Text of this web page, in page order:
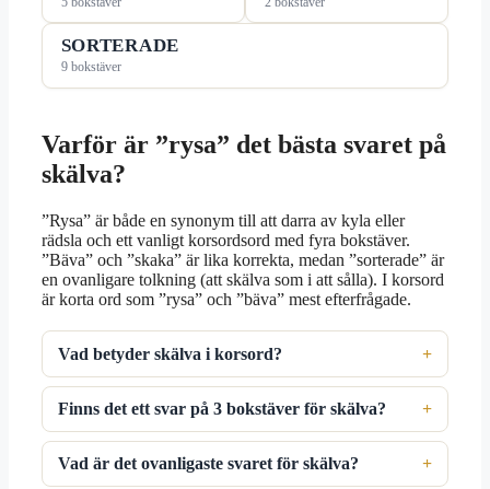
SORTERADE
9 bokstäver
Varför är ”rysa” det bästa svaret på
skälva?
”Rysa” är både en synonym till att darra av kyla eller
rädsla och ett vanligt korsordsord med fyra bokstäver.
”Bäva” och ”skaka” är lika korrekta, medan ”sorterade” är
en ovanligare tolkning (att skälva som i att sålla). I korsord
är korta ord som ”rysa” och ”bäva” mest efterfrågade.
Vad betyder skälva i korsord?
Finns det ett svar på 3 bokstäver för skälva?
Vad är det ovanligaste svaret för skälva?